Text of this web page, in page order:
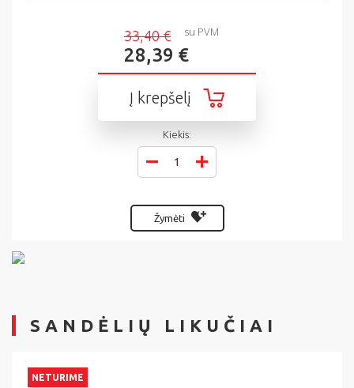
33,40 €
28,39 €
su PVM
Į krepšelį
Kiekis:
Žymėti
SANDĖLIŲ LIKUČIAI
NETURIME